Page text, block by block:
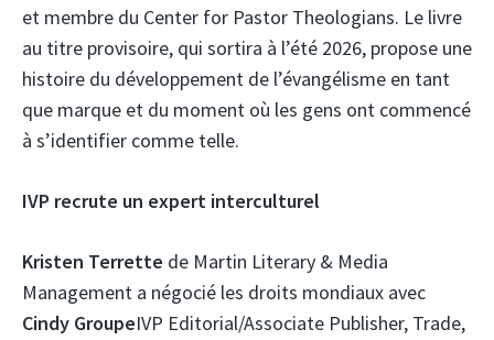
et membre du Center for Pastor Theologians. Le livre
au titre provisoire, qui sortira à l’été 2026, propose une
histoire du développement de l’évangélisme en tant
que marque et du moment où les gens ont commencé
à s’identifier comme telle.
IVP recrute un expert interculturel
Kristen Terrette de Martin Literary & Media
Management a négocié les droits mondiaux avec
Cindy GroupeIVP Editorial/Associate Publisher, Trade,